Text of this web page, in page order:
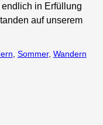
endlich in Erfüllung
auf unserem
, Sommer, Wandern